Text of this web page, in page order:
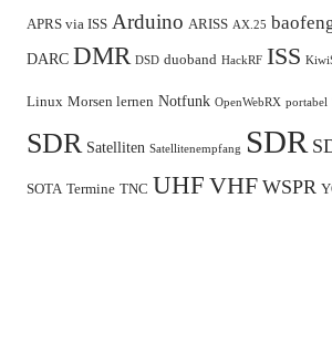
APRS via ISS Arduino ARISS AX.25
DARC DMR DSD duoband HackRF ISS
Linux Morsen lernen Notfunk OpenWebRX portabel
SDR Satelliten Satellitenempfang SDR
SOTA Termine TNC UHF VHF WSPR